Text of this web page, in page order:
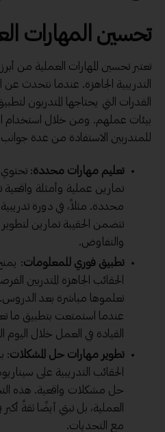
تحسين المهارات
تعتبر تحسين المهارات العملية من أبرز
التدريبية الجاهزة. عندما نتحدث عن
القدرات التي يحتاجها المتدربون
بيئات عملهم. ومن خلال استخدام
للمتدربين الاستفادة من عدة
تعليم مهارات محددة: تحتوي
تمارين عملية وأمثلة
محددة. مثلاً، في دورة
تتضمن الحقيبة تمارين لتطوير
والتفاوض.
تطبيق فوري للمعلومات:
الحقائب الجاهزة المتدربين
تعلموها مباشرة بعد
عندما استمتعت بتطبيق ما
القيادة في العمل خلال اليوم
تطوير مهارات حل المشكلات:
الحقائب التدريبية على
حل مشكلات واقعية. هذه
العملية، بل تبني أيضًا ثقةً
مع التحديات.